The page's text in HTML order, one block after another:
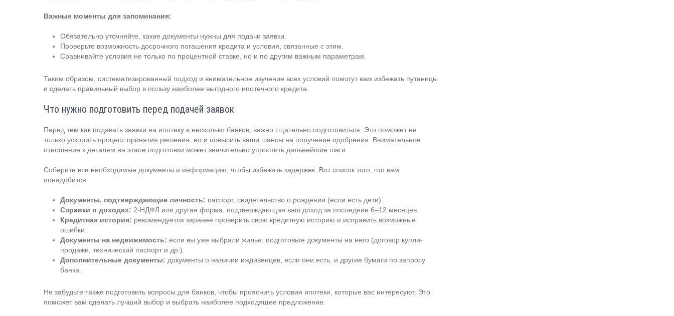
Важные моменты для запоминания:
Обязательно уточняйте, какие документы нужны для подачи заявки.
Проверьте возможность досрочного погашения кредита и условия, связанные с этим.
Сравнивайте условия не только по процентной ставке, но и по другим важным параметрам.
Таким образом, систематизированный подход и внимательное изучение всех условий помогут вам избежать путаницы
и сделать правильный выбор в пользу наиболее выгодного ипотечного кредита.
Что нужно подготовить перед подачей заявок
Перед тем как подавать заявки на ипотеку в несколько банков, важно тщательно подготовиться. Это поможет не
только ускорить процесс принятия решения, но и повысить ваши шансы на получение одобрения. Внимательное
отношение к деталям на этапе подготовки может значительно упростить дальнейшие шаги.
Соберите все необходимые документы и информацию, чтобы избежать задержек. Вот список того, что вам
понадобится:
Документы, подтверждающие личность: паспорт, свидетельство о рождении (если есть дети).
Справки о доходах: 2-НДФЛ или другая форма, подтверждающая ваш доход за последние 6–12 месяцев.
Кредитная история: рекомендуется заранее проверить свою кредитную историю и исправить возможные
ошибки.
Документы на недвижимость: если вы уже выбрали жилье, подготовьте документы на него (договор купли-
продажи, технический паспорт и др.).
Дополнительные документы: документы о наличии иждивенцев, если они есть, и другие бумаги по запросу
банка.
Не забудьте также подготовить вопросы для банков, чтобы прояснить условия ипотеки, которые вас интересуют. Это
поможет вам сделать лучший выбор и выбрать наиболее подходящее предложение.